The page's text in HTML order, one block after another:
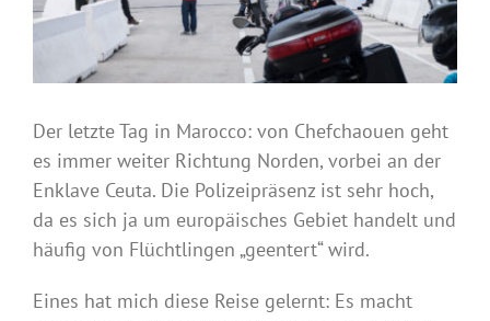
Der letzte Tag in Marocco: von Chefchaouen geht
es immer weiter Richtung Norden, vorbei an der
Enklave Ceuta. Die Polizeipräsenz ist sehr hoch,
da es sich ja um europäisches Gebiet handelt und
häufig von Flüchtlingen „geentert“ wird.
Eines hat mich diese Reise gelernt: Es macht